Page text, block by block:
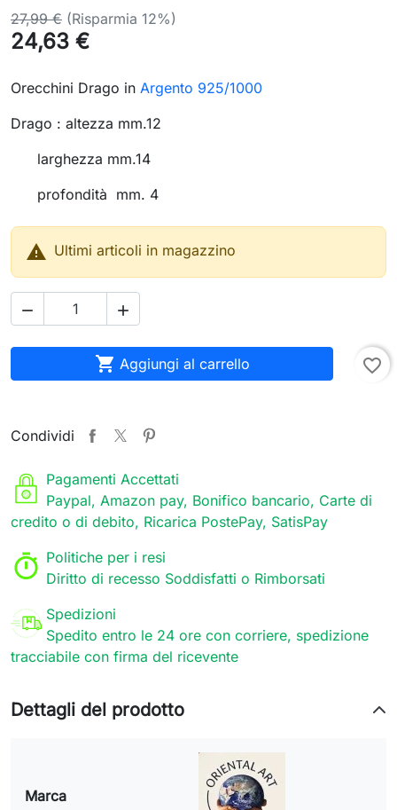
27,99 € (Risparmia 12%)
24,63 €
Orecchini Drago in Argento 925/1000
Drago : altezza mm.12
larghezza mm.14
profondità mm. 4
 Ultimi articoli in magazzino
 
 Aggiungi al carrello favorite_border
Condividi
Pagamenti Accettati
Paypal, Amazon pay, Bonifico bancario, Carte di
credito o di debito, Ricarica PostePay, SatisPay
Politiche per i resi
Diritto di recesso Soddisfatti o Rimborsati
Spedizioni
Spedito entro le 24 ore con corriere, spedizione
tracciabile con firma del ricevente
Dettagli del prodotto
Marca